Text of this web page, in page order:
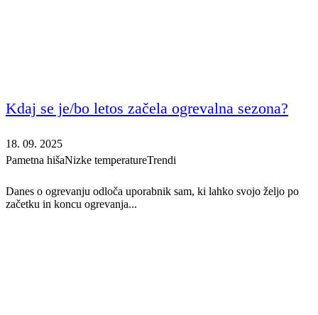
Kdaj se je/bo letos začela ogrevalna sezona?
18. 09. 2025
Pametna hišaNizke temperatureTrendi
Danes o ogrevanju odloča uporabnik sam, ki lahko svojo željo po
začetku in koncu ogrevanja...